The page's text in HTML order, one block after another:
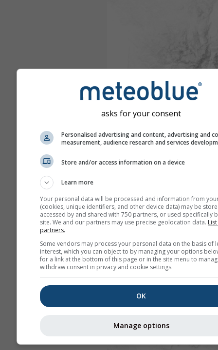
asks for your consent
Personalised advertising and content, advertising and
measurement, audience research and services
Store and/or access information on a device
Learn more
Your personal data will be processed and information from
(cookies, unique identifiers, and other device data) may be
accessed by and shared with 750 partners, or used specifically
site. We and our partners may use precise geolocation data.
partners.
Some vendors may process your personal data on the basis of
interest, which you can object to by managing your options
for a link at the bottom of this page or in the site menu to
withdraw consent in privacy and cookie settings.
OK
Manage options